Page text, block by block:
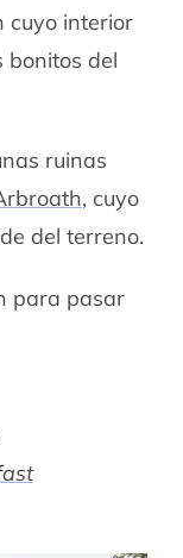
cuyo interior
bonitos del
ruinas
, cuyo
del terreno.
para pasar